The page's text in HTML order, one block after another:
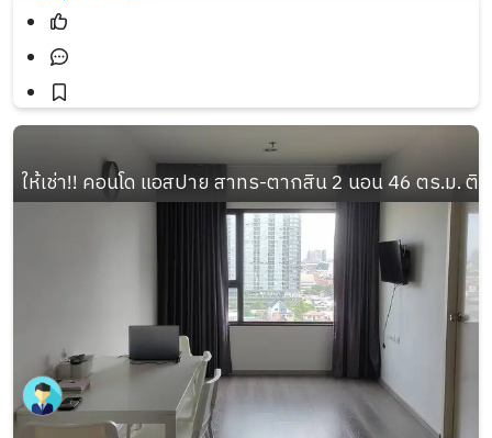
ให้เช่า!! คอนโด แอสปาย สาทร-ตากสิน 2 นอน 46 ตร.ม. ติ